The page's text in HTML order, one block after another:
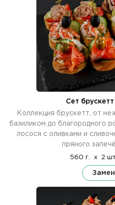
Сет
Коллекция брускетт, от
базиликом до благородного
лосося с оливками и
пряного
560 г. x 2